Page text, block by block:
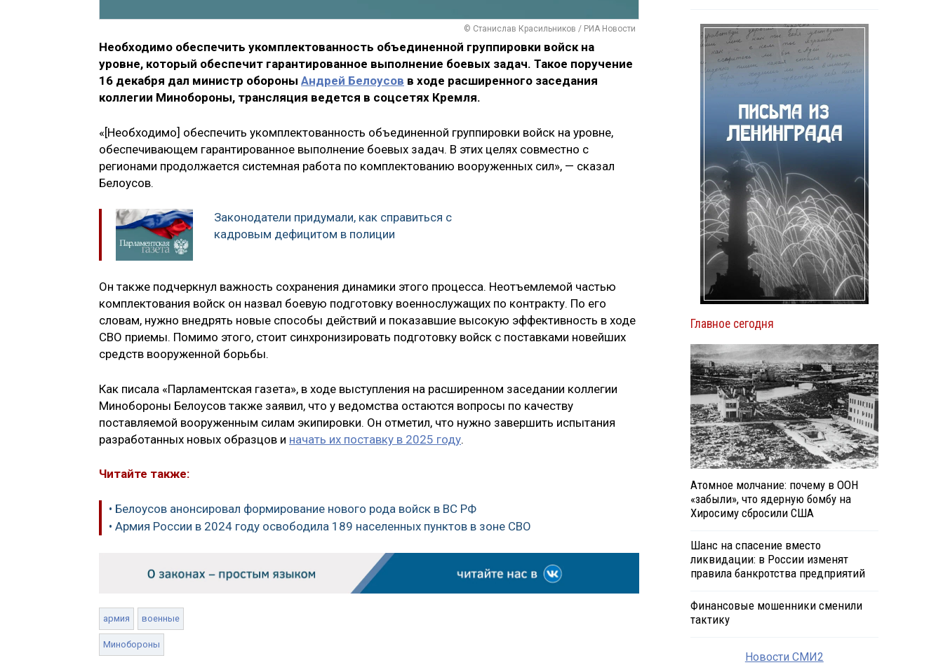
© Станислав Красильников / РИА Новости
Необходимо обеспечить укомплектованность объединенной группировки войск на
уровне, который обеспечит гарантированное выполнение боевых задач. Такое поручение
16 декабря дал министр обороны Андрей Белоусов в ходе расширенного заседания
коллегии Минобороны, трансляция ведется в соцсетях Кремля.
«[Необходимо] обеспечить укомплектованность объединенной группировки войск на уровне,
обеспечивающем гарантированное выполнение боевых задач. В этих целях совместно с
регионами продолжается системная работа по комплектованию вооруженных сил», — сказал
Белоусов.
Законодатели придумали, как справиться с
кадровым дефицитом в полиции
Он также подчеркнул важность сохранения динамики этого процесса. Неотъемлемой частью
комплектования войск он назвал боевую подготовку военнослужащих по контракту. По его
словам, нужно внедрять новые способы действий и показавшие высокую эффективность в ходе
СВО приемы. Помимо этого, стоит синхронизировать подготовку войск с поставками новейших
средств вооруженной борьбы.
Как писала «Парламентская газета», в ходе выступления на расширенном заседании коллегии
Минобороны Белоусов также заявил, что у ведомства остаются вопросы по качеству
поставляемой вооруженным силам экипировки. Он отметил, что нужно завершить испытания
разработанных новых образцов и начать их поставку в 2025 году.
Читайте также:
• Белоусов анонсировал формирование нового рода войск в ВС РФ
• Армия России в 2024 году освободила 189 населенных пунктов в зоне СВО
армия военные
Минобороны
Главное сегодня
Атомное молчание: почему в ООН
«забыли», что ядерную бомбу на
Хиросиму сбросили США
Шанс на спасение вместо
ликвидации: в России изменят
правила банкротства предприятий
Финансовые мошенники сменили
тактику
Новости СМИ2